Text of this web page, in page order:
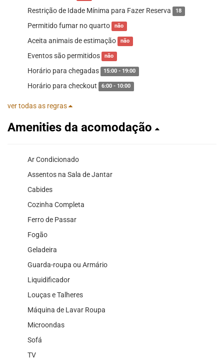
Restrição de Idade Mínima para Fazer Reserva 18
Permitido fumar no quarto não
Aceita animais de estimação não
Eventos são permitidos não
Horário para chegadas 15:00 - 19:00
Horário para checkout 6:00 - 10:00
ver todas as regras
Amenities da acomodação
Ar Condicionado
Assentos na Sala de Jantar
Cabides
Cozinha Completa
Ferro de Passar
Fogão
Geladeira
Guarda-roupa ou Armário
Liquidificador
Louças e Talheres
Máquina de Lavar Roupa
Microondas
Sofá
TV